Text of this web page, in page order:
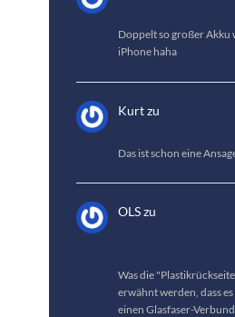
Doppelt so großer Akku
iPhone haha
Kurtzu
Das ist schon eine
OLSzu
Was die
erwähnt werden, dass
einen Glasfaser-